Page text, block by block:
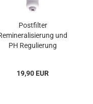
Postfilter
und
PH Regulierung
19,90 EUR